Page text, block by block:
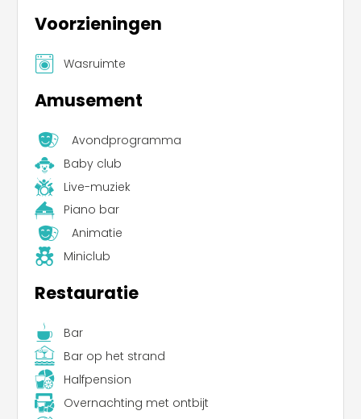
Voorzieningen
Wasruimte
Amusement
Avondprogramma
Baby club
Live-muziek
Piano bar
Animatie
Miniclub
Restauratie
Bar
Bar op het strand
Halfpension
Overnachting met ontbijt